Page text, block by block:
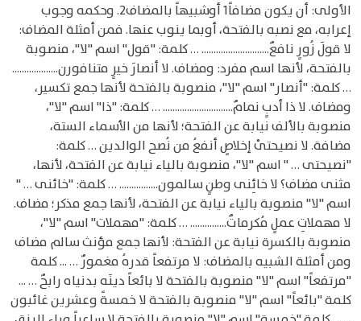
الأولى: أن يكون مضافاً1 أوشبيهاً بالمضاف2. وحكمه وجوب
إعرابه، مع نصبه بالفتحة، أوبما ينوب عنها. فمن أمثلة المضاف:
لا قولَ زُورٍ نافعٌ............................ … كلمة: "قول" اسم "لا"، منصوبة
بالفتحة، لأنها اسم مفرد: ومضاف. لا أنصارَ خيرٍ متنافورن...................
… كلمة: "أنصار" اسم "لا"، منصوبة بالفتحة لأنها جمع تكسير،
ومضاف. لا ذا أدبٍ نمامٌ............................. … كلمة: "ذا" اسم "لا"،
منصوبة بالألف نيابة عن الفتحة؛ لأنها من الأسماء الستة،
مضافة. لا نصيحتىْ إخلاصٍ أنفعُ من نُصح الوالدين … كلمة:
"نصيحتى … " اسم "لا"، منصوبة بالياء نيابة عن الفتحة، لأنها،
مثنى مضاف؟ لا خائِنى وطنٍ سالمون................ … كلمة: "خائنى … "
اسم "لا" منصوبة بالياء نيابة عن الفتحة، لأنها جمع مذكر؛ مضاف.
لا مهملاتِ عملٍ مُكرماتٌ............... … كلمة: "مهملات" اسم "لا"،
منصوبة بالكسرة نيابة عن الفتحة: لأنها جمع مؤنث سالم مضاف
ومن أمثلة الشبيه بالمضاف: لا مرتفعاً قدرهُ مغمورٌ … ... كلمة
"مرتفعاً" اسم "لا" منصوبة بالفتحة لا بائعاً دينَه بدنياه رابحٌ … ...
كلمة "بائعاً" اسم "لا" منصوبة بالفتحة لا خمسةً وعشرين غائبون